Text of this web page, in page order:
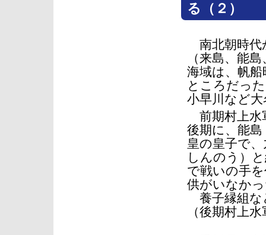
る（２）
南北朝時代
（来島、能
海域は、帆
ところだっ
小早川など
前期村上水
後期に、能
皇の皇子で
しんのう）
で戦いの手
供がいなか
養子縁組な
（後期村上